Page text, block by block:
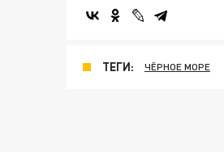
ТЕГИ: ЧЁРНОЕ МОРЕ